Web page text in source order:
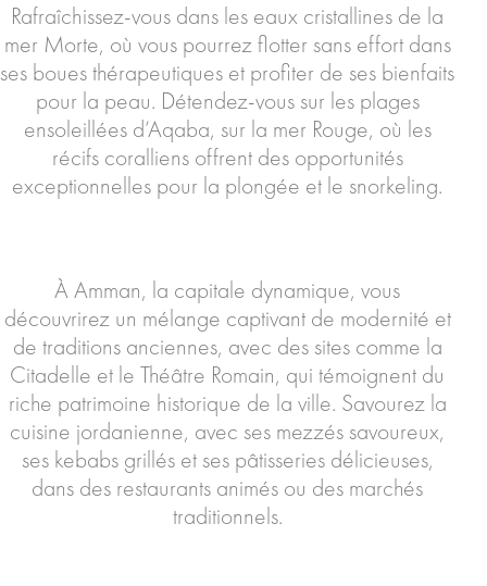
Rafraîchissez-vous dans les eaux cristallines de la
mer Morte, où vous pourrez flotter sans effort dans
ses boues thérapeutiques et profiter de ses bienfaits
pour la peau. Détendez-vous sur les plages
ensoleillées d’Aqaba, sur la mer Rouge, où les
récifs coralliens offrent des opportunités
exceptionnelles pour la plongée et le snorkeling.
À Amman, la capitale dynamique, vous
découvrirez un mélange captivant de modernité et
de traditions anciennes, avec des sites comme la
Citadelle et le Théâtre Romain, qui témoignent du
riche patrimoine historique de la ville. Savourez la
cuisine jordanienne, avec ses mezzés savoureux,
ses kebabs grillés et ses pâtisseries délicieuses,
dans des restaurants animés ou des marchés
traditionnels.